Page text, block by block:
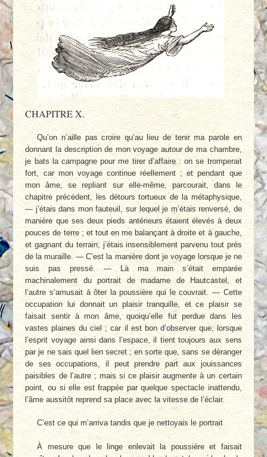
CHAPITRE X.
Qu’on n’aille pas croire qu’au lieu de tenir ma parole en
donnant la description de mon voyage autour de ma chambre,
je bats la campagne pour me tirer d’affaire : on se tromperait
fort, car mon voyage continue réellement ; et pendant que
mon âme, se repliant sur elle-même, parcourait, dans le
chapitre précédent, les détours tortueux de la métaphysique,
— j’étais dans mon fauteuil, sur lequel je m’étais renversé, de
manière que ses deux pieds antérieurs étaient élevés à deux
pouces de terre ; et tout en me balançant à droite et à gauche,
et gagnant du terrain, j’étais insensiblement parvenu tout prés
de la muraille. — C’est la manière dont je voyage lorsque je ne
suis pas pressé. — Là ma main s’était emparée
machinalement du portrait de madame de Hautcastel, et
l’autre s’amusait à ôter la poussière qui le couvrait. — Cette
occupation lui donnait un plaisir tranquille, et ce plaisir se
faisait sentir à mon âme, quoiqu’elle fut perdue dans les
vastes plaines du ciel ; car il est bon d’observer que, lorsque
l’esprit voyage ainsi dans l’espace, il tient toujours aux sens
par je ne sais quel lien secret ; en sorte que, sans se déranger
de ses occupations, il peut prendre part aux jouissances
paisibles de l’autre ; mais si ce plaisir augmente à un certain
point, ou si elle est frappée par quelque spectacle inattendu,
l’âme aussitôt reprend sa place avec la vitesse de l’éclair.
C’est ce qui m’arriva tandis que je nettoyais le portrait
À mesure que le linge enlevait la poussière et faisait